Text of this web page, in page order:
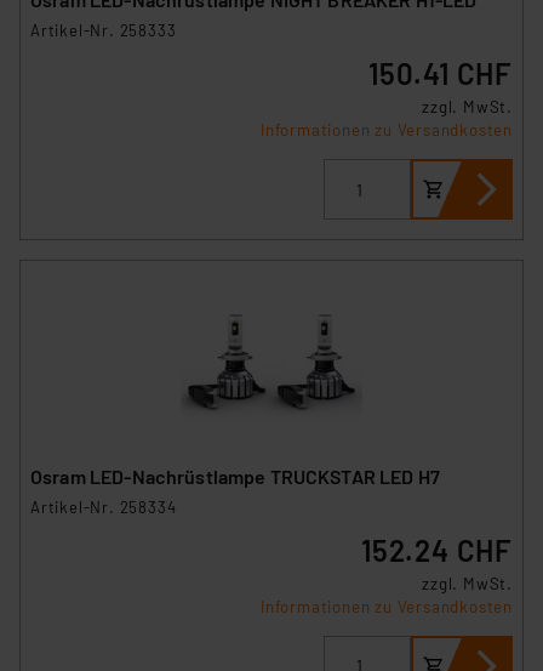
Artikel-Nr. 258333
150.41 CHF
zzgl. MwSt.
Informationen zu Versandkosten
Osram LED-Nachrüstlampe TRUCKSTAR LED H7
Artikel-Nr. 258334
152.24 CHF
zzgl. MwSt.
Informationen zu Versandkosten